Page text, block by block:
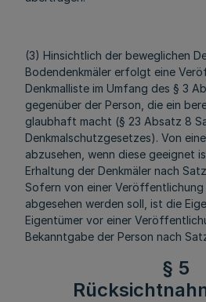
(3) Hinsichtlich der beweglichen
Bodendenkmäler erfolgt eine
Denkmalliste im Umfang des § 3
gegenüber der Person, die ein
glaubhaft macht (§ 23 Absatz 8
Denkmalschutzgesetzes). Von
abzusehen, wenn diese geeignet
Erhaltung der Denkmäler nach
Sofern von einer
abgesehen werden soll, ist die
Eigentümer vor einer
Bekanntgabe der Person nach
§ 5